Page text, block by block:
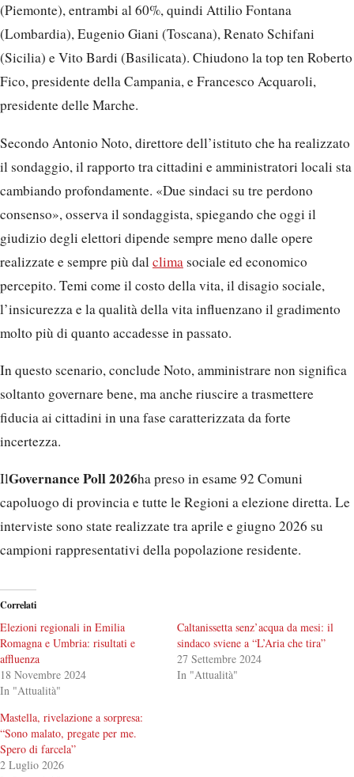
(Piemonte), entrambi al 60%, quindi Attilio Fontana
(Lombardia), Eugenio Giani (Toscana), Renato Schifani
(Sicilia) e Vito Bardi (Basilicata). Chiudono la top ten Roberto
Fico, presidente della Campania, e Francesco Acquaroli,
presidente delle Marche.
Secondo Antonio Noto, direttore dell’istituto che ha realizzato
il sondaggio, il rapporto tra cittadini e amministratori locali sta
cambiando profondamente. «Due sindaci su tre perdono
consenso», osserva il sondaggista, spiegando che oggi il
giudizio degli elettori dipende sempre meno dalle opere
realizzate e sempre più dalclimasociale ed economico
percepito. Temi come il costo della vita, il disagio sociale,
l’insicurezza e la qualità della vita influenzano il gradimento
molto più di quanto accadesse in passato.
In questo scenario, conclude Noto, amministrare non significa
soltanto governare bene, ma anche riuscire a trasmettere
fiducia ai cittadini in una fase caratterizzata da forte
incertezza.
IlGovernance Poll 2026ha preso in esame 92 Comuni
capoluogo di provincia e tutte le Regioni a elezione diretta. Le
interviste sono state realizzate tra aprile e giugno 2026 su
campioni rappresentativi della popolazione residente.
Correlati
Elezioni regionali in Emilia
Romagna e Umbria: risultati e
affluenza
18 Novembre 2024
In "Attualità"
Caltanissetta senz’acqua da mesi: il
sindaco sviene a “L’Aria che tira”
27 Settembre 2024
In "Attualità"
Mastella, rivelazione a sorpresa:
“Sono malato, pregate per me.
Spero di farcela”
2 Luglio 2026